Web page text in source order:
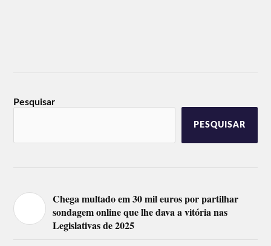
Pesquisar
PESQUISAR
Chega multado em 30 mil euros por partilhar
sondagem online que lhe dava a vitória nas
Legislativas de 2025